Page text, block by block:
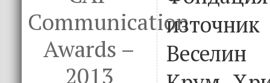
Communication
Awards –
2013
Веселин